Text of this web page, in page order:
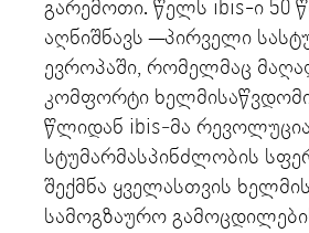
გარემოთი. წელს ibis-ი 50
აღნიშნავს —პირველი
ევროპაში, რომელმაც
კომფორტი ხელმისაწვდომი
წლიდან ibis‑მა
სტუმარმასპინძლობის
შექმნა ყველასთვის
სამოგზაურო